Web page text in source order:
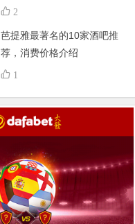
不得了，组团更嗨
2
芭提雅最著名的10家酒吧推
荐，消费价格介绍
1